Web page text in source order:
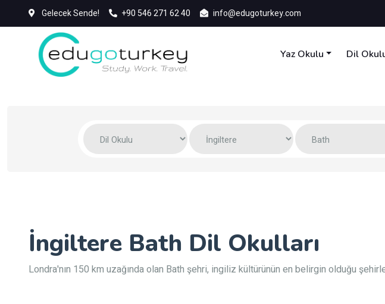
Gelecek Sende! +90 546 271 62 40 info@edugoturkey.com
Yaz Okulu Dil
İngiltere Bath Dil Okulları
Londra'nın 150 km uzağında olan Bath şehri, ingiliz kültürünün en belirgin olduğu